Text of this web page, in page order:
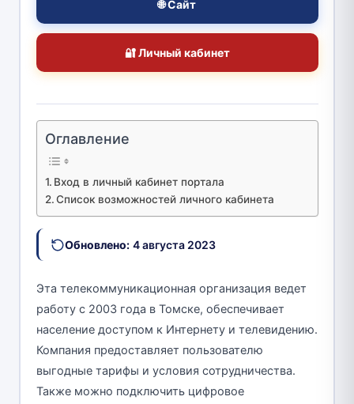
🌐 Сайт
🔐 Личный кабинет
Оглавление
Вход в личный кабинет портала
Список возможностей личного кабинета
Обновлено: 4 августа 2023
Эта телекоммуникационная организация ведет
работу с 2003 года в Томске, обеспечивает
население доступом к Интернету и телевидению.
Компания предоставляет пользователю
выгодные тарифы и условия сотрудничества.
Также можно подключить цифровое